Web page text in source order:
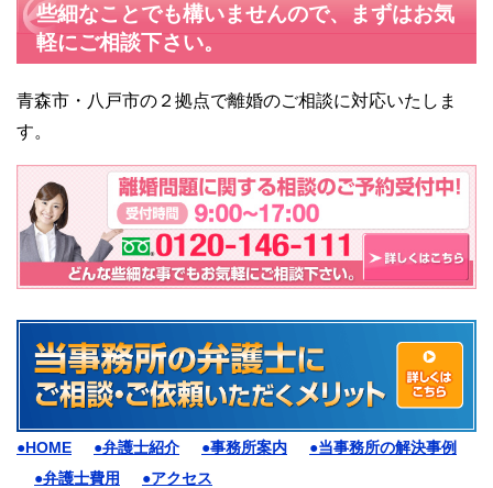
些細なことでも構いませんので、まずはお気
軽にご相談下さい。
青森市・八戸市の２拠点で離婚のご相談に対応いたしま
す。
●HOME ●弁護士紹介 ●事務所案内
●当事務所の解決事例
●弁護士費用
●アクセス